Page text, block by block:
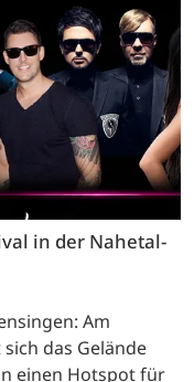
in der Nahetal-
Am
das Gelände
einen Hotspot für